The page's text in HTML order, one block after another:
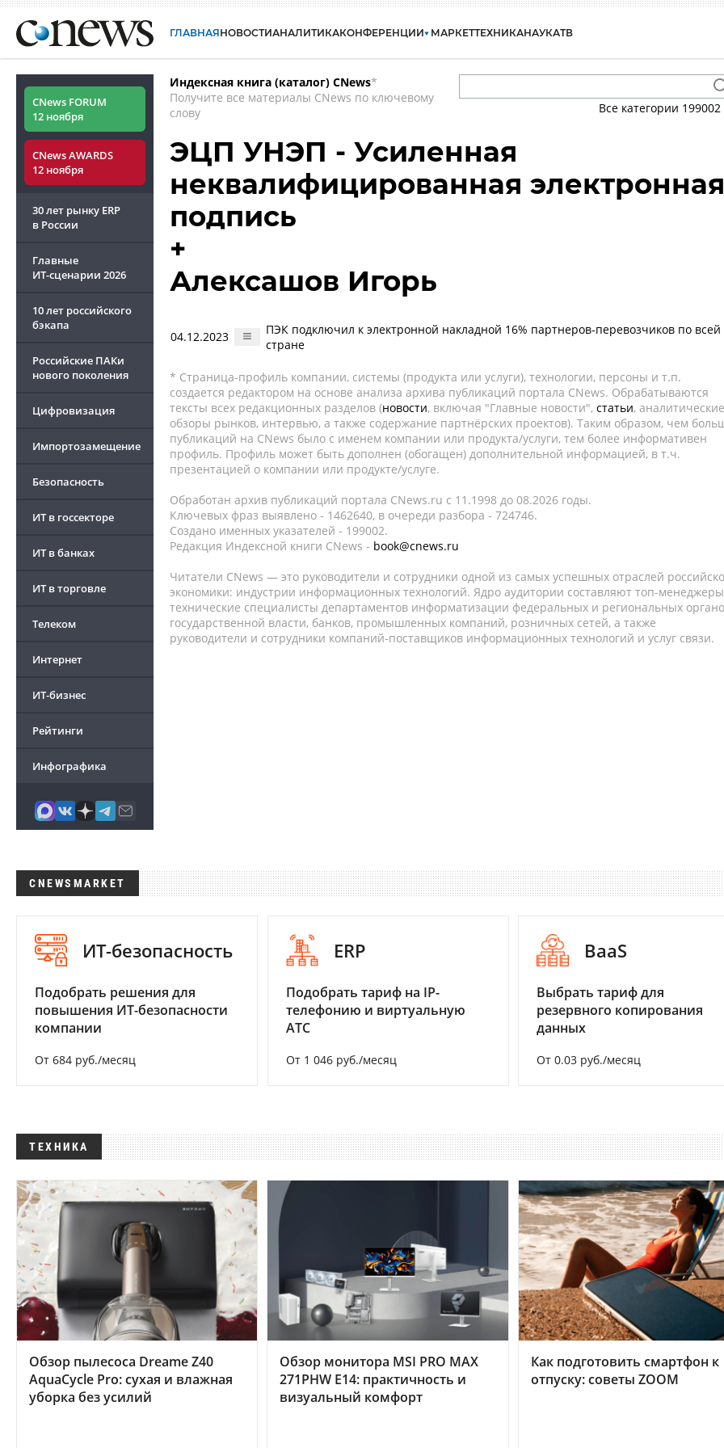
ГЛАВНАЯНОВОСТИАНАЛИТИКАКОНФЕРЕНЦИИ МАРКЕТТЕХНИКАНАУКАТВ
CNews FORUM
12 ноября
CNews AWARDS
12 ноября
30 лет рынку ERP
в России
Главные
ИТ-сценарии 2026
10 лет российского
бэкапа
Российские ПАКи
нового поколения
Цифровизация
Импортозамещение
Безопасность
ИТ в госсекторе
ИТ в банках
ИТ в торговле
Телеком
Интернет
ИТ-бизнес
Рейтинги
Инфографика
Индексная книга (каталог) CNews*
Получите все материалы CNews по ключевому
слову
Все категории 199002
ЭЦП УНЭП - Усиленная
неквалифицированная электронная
подпись
+
Алексашов Игорь
04.12.2023
ПЭК подключил к электронной накладной 16% партнеров-перевозчиков по всей
стране
* Страница-профиль компании, системы (продукта или услуги), технологии, персоны и т.п.
создается редактором на основе анализа архива публикаций портала CNews. Обрабатываются
тексты всех редакционных разделов (новости, включая "Главные новости", статьи, аналитические
обзоры рынков, интервью, а также содержание партнёрских проектов). Таким образом, чем
публикаций на CNews было с именем компании или продукта/услуги, тем более информативен
профиль. Профиль может быть дополнен (обогащен) дополнительной информацией, в т.ч.
презентацией о компании или продукте/услуге.
Обработан архив публикаций портала CNews.ru c 11.1998 до 08.2026 годы.
Ключевых фраз выявлено - 1462640, в очереди разбора - 724746.
Создано именных указателей - 199002.
Редакция Индексной книги CNews - book@cnews.ru
Читатели CNews — это руководители и сотрудники одной из самых успешных отраслей
экономики: индустрии информационных технологий. Ядро аудитории составляют топ-
технические специалисты департаментов информатизации федеральных и региональных
государственной власти, банков, промышленных компаний, розничных сетей, а также
руководители и сотрудники компаний-поставщиков информационных технологий и услуг связи.
CNEWSMARKET
ИТ-безопасность
Подобрать решения для
повышения ИТ-безопасности
компании
От 684 руб./месяц
ERP
Подобрать тариф на IP-
телефонию и виртуальную
АТС
От 1 046 руб./месяц
BaaS
Выбрать тариф для
резервного копирования
данных
От 0.03 руб./месяц
ТЕХНИКА
Обзор пылесоса Dreame Z40
AquaCycle Pro: сухая и влажная
уборка без усилий
Обзор монитора MSI PRO MAX
271PHW E14: практичность и
визуальный комфорт
Как подготовить смартфон к
отпуску: советы ZOOM